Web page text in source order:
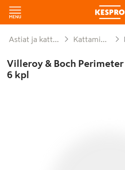
Astiat ja kattaus Kattaminen
Villeroy & Boch
6 kpl